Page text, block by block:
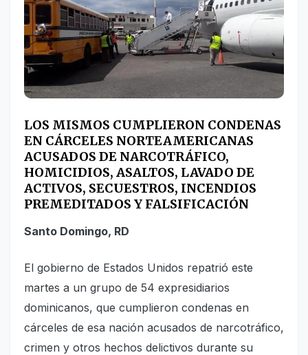
LOS MISMOS CUMPLIERON CONDENAS
EN CÁRCELES NORTEAMERICANAS
ACUSADOS DE NARCOTRÁFICO,
HOMICIDIOS, ASALTOS, LAVADO DE
ACTIVOS, SECUESTROS, INCENDIOS
PREMEDITADOS Y FALSIFICACIÓN
Santo Domingo, RD
El gobierno de Estados Unidos repatrió este
martes a un grupo de 54 expresidiarios
dominicanos, que cumplieron condenas en
cárceles de esa nación acusados de narcotráfico,
crimen y otros hechos delictivos durante su